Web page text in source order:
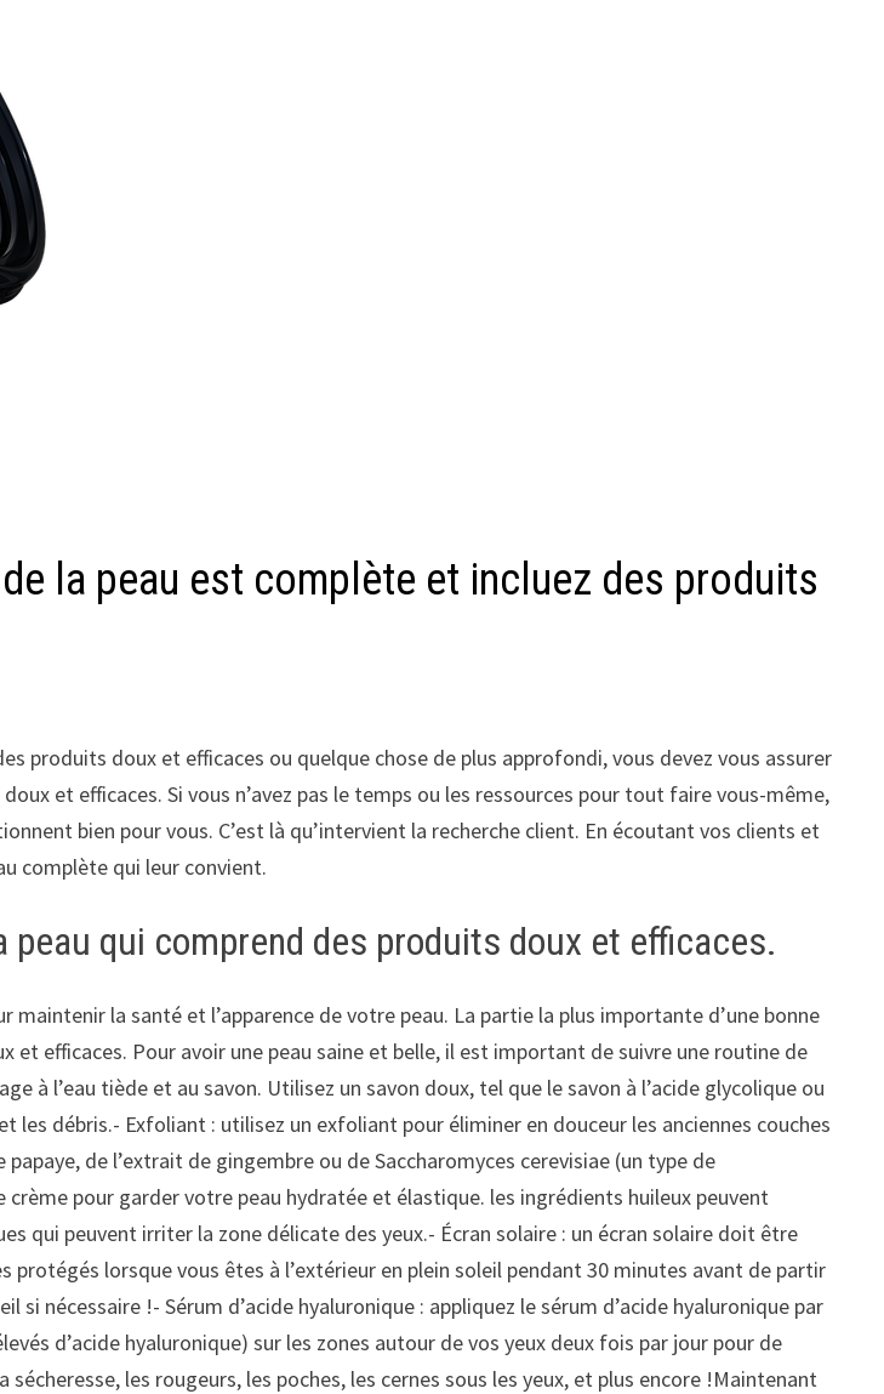
la peau est complète et incluez des produits
produits doux et efficaces ou quelque chose de plus approfondi, vous devez vous assurer
et efficaces. Si vous n’avez pas le temps ou les ressources pour tout faire vous-même,
bien pour vous. C’est là qu’intervient la recherche client. En écoutant vos clients et
complète qui leur convient.
qui comprend des produits doux et efficaces.
maintenir la santé et l’apparence de votre peau. La partie la plus importante d’une bonne
et efficaces. Pour avoir une peau saine et belle, il est important de suivre une routine de
l’eau tiède et au savon. Utilisez un savon doux, tel que le savon à l’acide glycolique ou
les débris.- Exfoliant : utilisez un exfoliant pour éliminer en douceur les anciennes couches
de l’extrait de gingembre ou de Saccharomyces cerevisiae (un type de
pour garder votre peau hydratée et élastique. les ingrédients huileux peuvent
qui peuvent irriter la zone délicate des yeux.- Écran solaire : un écran solaire doit être
lorsque vous êtes à l’extérieur en plein soleil pendant 30 minutes avant de partir
nécessaire !- Sérum d’acide hyaluronique : appliquez le sérum d’acide hyaluronique par
d’acide hyaluronique) sur les zones autour de vos yeux deux fois par jour pour de
les rougeurs, les poches, les cernes sous les yeux, et plus encore !Maintenant